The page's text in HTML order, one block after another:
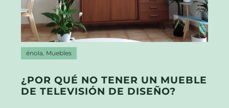
énola Muebles
¿POR QUÉ NO TENER UN MUEBLE
DE TELEVISIÓN DE DISEÑO?